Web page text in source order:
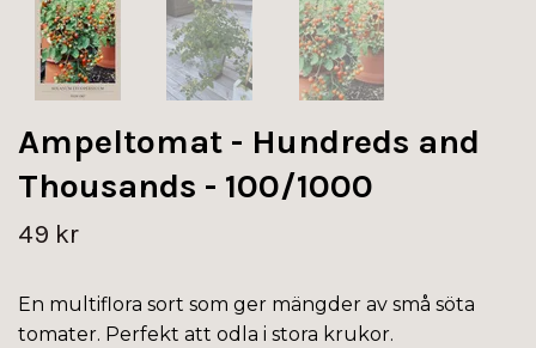
Ampeltomat - Hundreds and
Thousands - 100/1000
49 kr
En multiflora sort som ger mängder av små söta
tomater. Perfekt att odla i stora krukor.